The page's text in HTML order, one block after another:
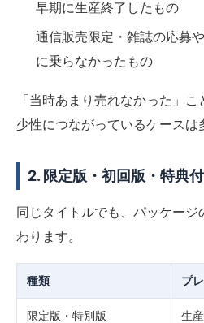
早期に生産終了したもの
通信販売限定・雑誌の応募
に乗らなかったもの
「当時あまり売れなかった」
少性につながっているケースは
2. 限定版・初回版・特典
同じタイトルでも、パッケー
わります。
種類 プ
限定版・特別版 生